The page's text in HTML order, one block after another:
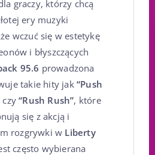
graczy, którzy chcą
ery muzyki
wczuć się w estetykę
i błyszczących
95.6 prowadzona
takie hity jak“Push
czy“Rush Rush”, które
się z akcją i
rozgrywki w Liberty
często wybierana